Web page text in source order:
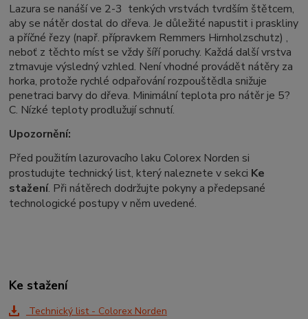
Lazura se nanáší ve 2-3 tenkých vrstvách tvrdším štětcem,
aby se nátěr dostal do dřeva. Je důležité napustit i praskliny
a příčné řezy (např. přípravkem Remmers Hirnholzschutz) ,
neboť z těchto míst se vždy šíří poruchy. Každá další vrstva
ztmavuje výsledný vzhled. Není vhodné provádět nátěry za
horka, protože rychlé odpařování rozpouštědla snižuje
penetraci barvy do dřeva. Minimální teplota pro nátěr je 5?
C. Nízké teploty prodlužují schnutí.
Upozornění:
Před použitím lazurovacího laku Colorex Norden si
prostudujte technický list, který naleznete v sekci Ke
stažení. Při nátěrech dodržujte pokyny a předepsané
technologické postupy v něm uvedené.
Ke stažení
Technický list - Colorex Norden